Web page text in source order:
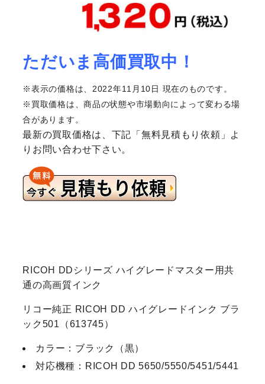
ただいま高価買取中！
※表示の価格は、2022年11月10日 現在のものです。
※買取価格は、商品の状態や市場動向によって変わる場
合があります。
最新の買取価格は、下記「無料見積もり依頼」よ
りお問い合わせ下さい。
RICOH DDシリーズ ハイグレードマスター用共
通の高画質インク
リコー純正 RICOH DD ハイグレードインク ブラ
ック501（613745）
カラー：ブラック（黒）
対応機種：RICOH DD 5650/5550/5451/5441